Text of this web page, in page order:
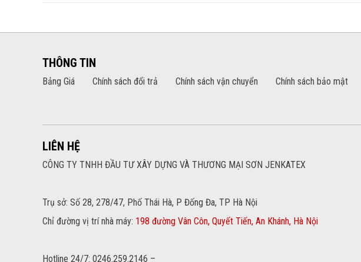
THÔNG TIN
Bảng Giá Chính sách đổi trả Chính sách vận chuyển Chính sách bảo mật
LIÊN HỆ
CÔNG TY TNHH ĐẦU TƯ XÂY DỰNG VÀ THƯƠNG MẠI SƠN JENKATEX
Trụ sở: Số 28, 278/47, Phố Thái Hà, P Đống Đa, TP Hà Nội
Chỉ đường vị trí nhà máy: 198 đường Vân Côn, Quyết Tiến, An Khánh, Hà Nội
Hotline 24/7: 0246.259.2146 –